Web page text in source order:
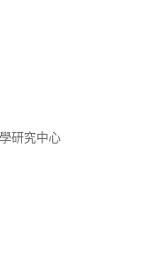
研究中心